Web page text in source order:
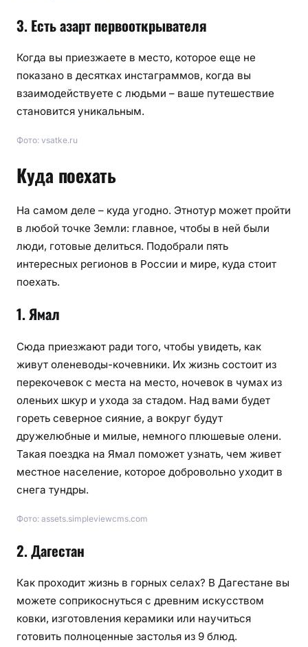
3. Есть азарт первооткрывателя
Когда вы приезжаете в место, которое еще не
показано в десятках инстаграммов, когда вы
взаимодействуете с людьми – ваше путешествие
становится уникальным.
Фото: vsatke.ru
Куда поехать
На самом деле – куда угодно. Этнотур может пройти
в любой точке Земли: главное, чтобы в ней были
люди, готовые делиться. Подобрали пять
интересных регионов в России и мире, куда стоит
поехать.
1. Ямал
Сюда приезжают ради того, чтобы увидеть, как
живут оленеводы-кочевники. Их жизнь состоит из
перекочевок с места на место, ночевок в чумах из
оленьих шкур и ухода за стадом. Над вами будет
гореть северное сияние, а вокруг будут
дружелюбные и милые, немного плюшевые олени.
Такая поездка на Ямал поможет узнать, чем живет
местное население, которое добровольно уходит в
снега тундры.
Фото: assets.simpleviewcms.com
2. Дагестан
Как проходит жизнь в горных селах? В Дагестане вы
можете соприкоснуться с древним искусством
ковки, изготовления керамики или научиться
готовить полноценные застолья из 9 блюд.